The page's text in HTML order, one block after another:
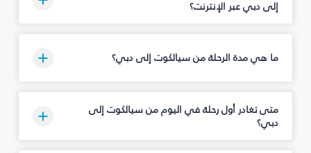
إلى دبي عبر الإنترنت؟
ما هي مدة الرحلة من سيالكوت إلى دبي؟
متى تغادر أول رحلة في اليوم من سيالكوت إلى
دبي؟